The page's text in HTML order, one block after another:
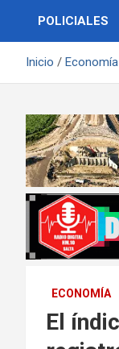
POLICIALES
Inicio Economía
ECONOMÍA
El